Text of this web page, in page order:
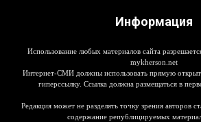
Информация
Использование любых материалов сайта
mykherson.net
Интернет-СМИ должны использовать прямую
гиперссылку. Ссылка должна размещаться в
Редакция может не разделять точку зрения авторов
содержание републицируемых